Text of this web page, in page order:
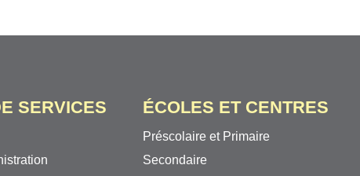
SERVICES ÉCOLES ET CENTRES
Préscolaire et Primaire
Secondaire